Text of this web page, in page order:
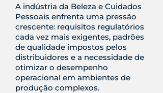
A indústria da Beleza e Cuidados
Pessoais enfrenta uma pressão
crescente: requisitos regulatórios
cada vez mais exigentes, padrões
de qualidade impostos pelos
distribuidores e a necessidade de
otimizar o desempenho
operacional em ambientes de
produção complexos.